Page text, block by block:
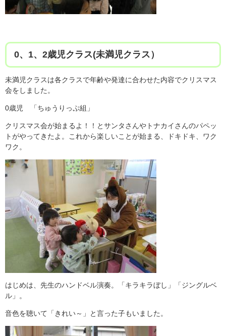
0、1、2歳児クラス(未満児クラス）
未満児クラスは各クラスで年齢や発達に合わせた内容でクリスマス
会をしました。
0歳児 「ちゅうりっぷ組」
クリスマス会が始まるよ！！とサンタさんやトナカイさんのパペッ
トがやってきたよ。これから楽しいことが始まる、ドキドキ、ワク
ワク。
はじめは、先生のハンドベル演奏。「キラキラぼし」「ジングルベ
ル」。
音色を聴いて「きれい～」と言った子もいました。